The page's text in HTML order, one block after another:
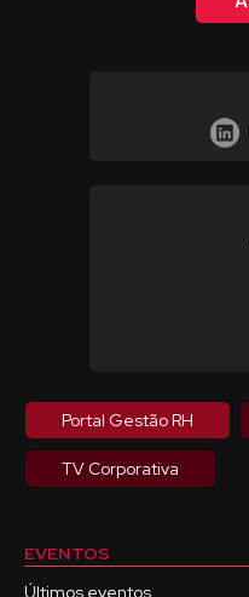
Portal Gestão RH
TV Corporativa
EVENTOS